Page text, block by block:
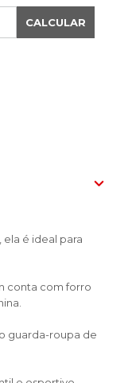
CALCULAR
é ideal para
conta com forro
guarda-roupa de